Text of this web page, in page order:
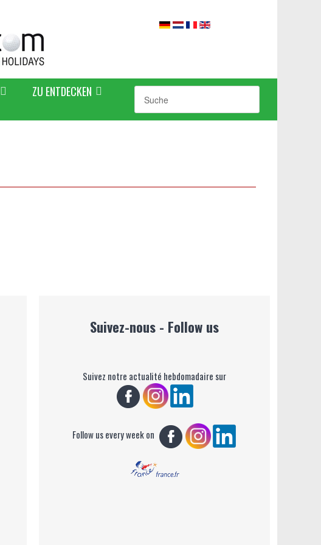
ZU ENTDECKEN
Suivez-nous - Follow us
Suivez notre actualité hebdomadaire sur
Follow us every week on